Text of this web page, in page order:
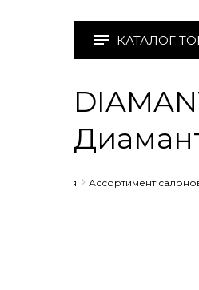
КАТАЛОГ
Главная Ассортимент